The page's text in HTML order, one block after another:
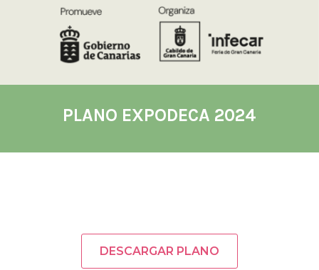
PLANO EXPODECA 2024
DESCARGAR PLANO